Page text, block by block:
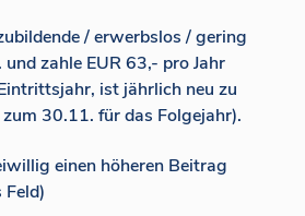
zahle EUR 63,- pro Jahr
ist jährlich neu zu
30.11. für das Folgejahr).
Feld)